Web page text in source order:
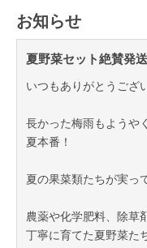
お知らせ
夏野菜セット絶賛発
いつもありがとうござ
長かった梅雨もようや
夏本番！
夏の果菜類たちが実っ
農薬や化学肥料、除草
丁寧に育てた夏野菜た